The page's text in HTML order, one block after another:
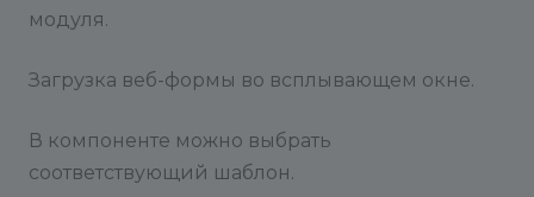
модуля.
Загрузка веб-формы во всплывающем окне.
В компоненте можно выбрать
соответствующий шаблон.